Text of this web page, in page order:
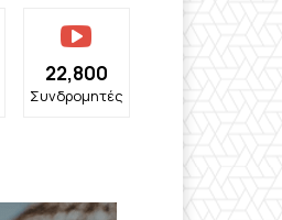
22,800
Συνδρομητές